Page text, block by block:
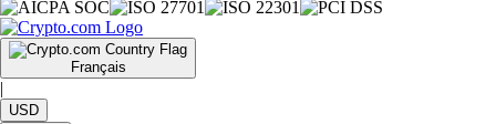
Français
|
USD